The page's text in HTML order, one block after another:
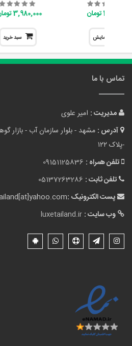
398,000 تومان
نمایش
3,980,000 تومان
سبد خرید
تماس با ما
مدیریت : امیر علوی
آدرس : مشهد - بلوار سازمان آب - بازار
-پلاک ۱۲۲
تلفن همراه : 09151125836
تلفن ثابت : 05137263286
پست الکترونیک :
وب سایت : luxetailand.ir